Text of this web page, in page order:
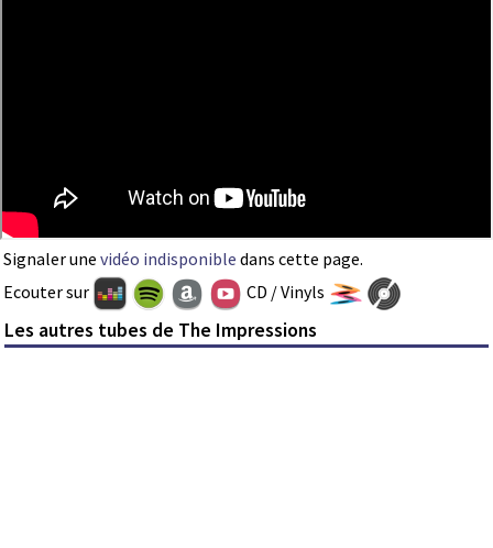
Signaler une vidéo indisponible dans cette page.
Ecouter sur
CD / Vinyls
Les autres tubes de The Impressions